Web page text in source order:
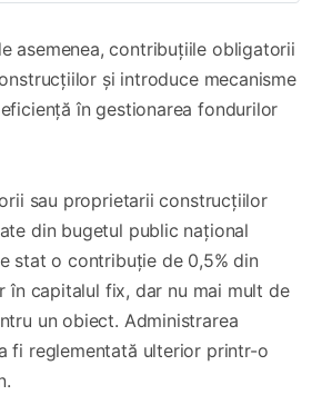
asemenea, contribuțiile obligatorii
și introduce mecanisme
în gestionarea fondurilor
sau proprietarii construcțiilor
din bugetul public național
stat o contribuție de 0,5% din
în capitalul fix, dar nu mai mult de
un obiect. Administrarea
fi reglementată ulterior printr-o